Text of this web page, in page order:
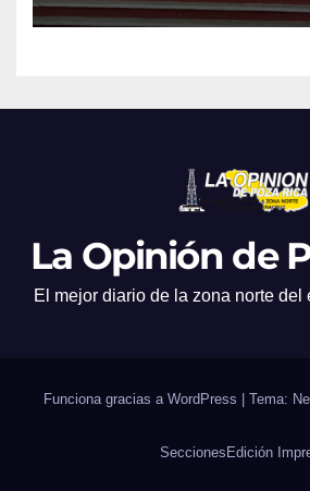
La Opinión de
El mejor diario de la zona norte del
Funciona gracias a WordPress Tema:
Secciones Edición